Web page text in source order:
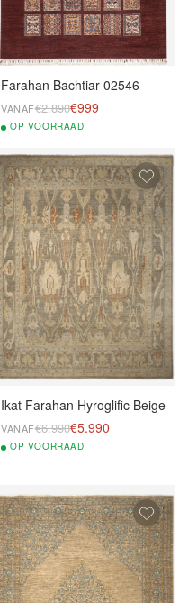
Farahan Bachtiar 02546
VANAF€2.890€999
OP VOORRAAD
Ikat Farahan Hyroglific Beige
VANAF€6.990€5.990
OP VOORRAAD